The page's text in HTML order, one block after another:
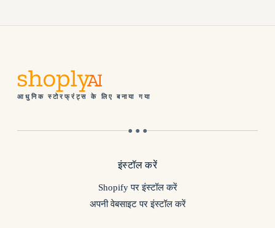
आधुनिक स्टोरफ्रंट्स के लिए बनाया गया
● ● ●
इंस्टॉल करें
Shopify पर इंस्टॉल करें
अपनी वेबसाइट पर इंस्टॉल करें